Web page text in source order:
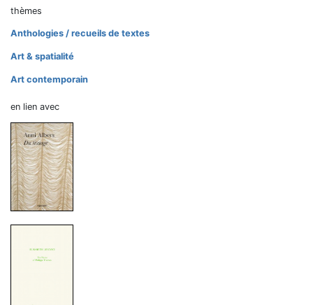
thèmes
Anthologies / recueils de textes
Art & spatialité
Art contemporain
en lien avec